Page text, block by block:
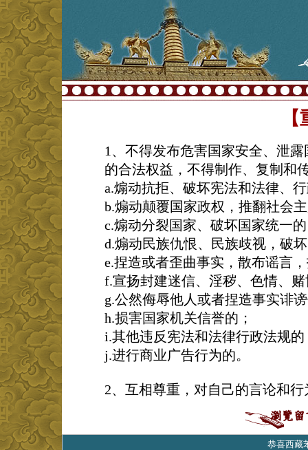
1、不得发布危害国家安全、泄
的合法权益，不得制作、复制和
a.煽动抗拒、破坏宪法和法律、
b.煽动颠覆国家政权，推翻社会
c.煽动分裂国家、破坏国家统一
d.煽动民族仇恨、民族歧视，破
e.捏造或者歪曲事实，散布谣言
f.宣扬封建迷信、淫秽、色情、
g.公然侮辱他人或者捏造事实诽
h.损害国家机关信誉的；
i.其他违反宪法和法律行政法规的
j.进行商业广告行为的。
2、互相尊重，对自己的言论和行
恭喜西藏